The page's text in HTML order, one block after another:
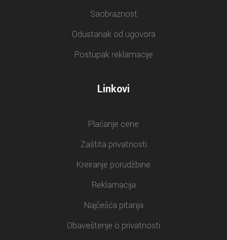
Saobraznost
Odustanak od ugovora
Postupak reklamacije
Linkovi
Plaćanje cene
Zaštita privatnosti
Kreiranje porudžbine
Reklamacija
Najčešća pitanja
Obaveštenje o privatnosti